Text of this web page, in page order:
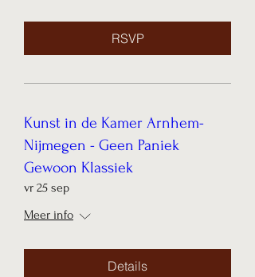
RSVP
Kunst in de Kamer Arnhem-
Nijmegen - Geen Paniek
Gewoon Klassiek
vr 25 sep
Meer info
Details